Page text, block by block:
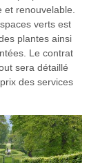
renouvelable.
verts est
plantes ainsi
Le contrat
sera détaillé
des services